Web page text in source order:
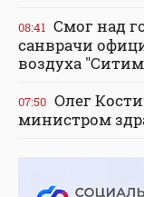
08:41 Смог над
санврачи
воздуха
07:50 Олег
министром